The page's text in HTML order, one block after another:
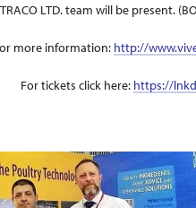
LTD. team will be present.
more information: http://
For tickets click here: https://